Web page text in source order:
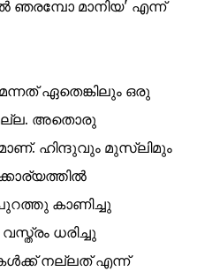
ഞരമ്പോ മാനിയ' എന്ന്
ഏതെങ്കിലും ഒരു
അതൊരു
ഹിന്ദുവും മുസ്ലിമും
കാണിച്ചു
ധരിച്ചു
നല്ലത് എന്ന്